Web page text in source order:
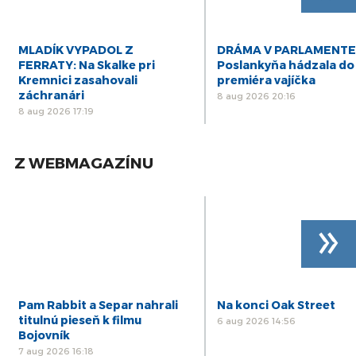
MLADÍK VYPADOL Z
FERRATY: Na Skalke pri
Kremnici zasahovali
záchranári
8 aug 2026 17:19
DRÁMA V
Poslankyňa hádzala do
premiéra vajíčka
8 aug 2026 20:16
Z WEBMAGAZÍNU
Pam Rabbit a Separ nahrali
titulnú pieseň k filmu
Bojovník
7 aug 2026 16:18
Na konci Oak Street
6 aug 2026 14:56
»